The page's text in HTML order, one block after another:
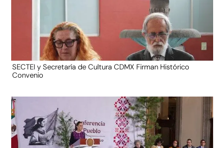
SECTEI y Secretaría de Cultura CDMX Firman Histórico
Convenio